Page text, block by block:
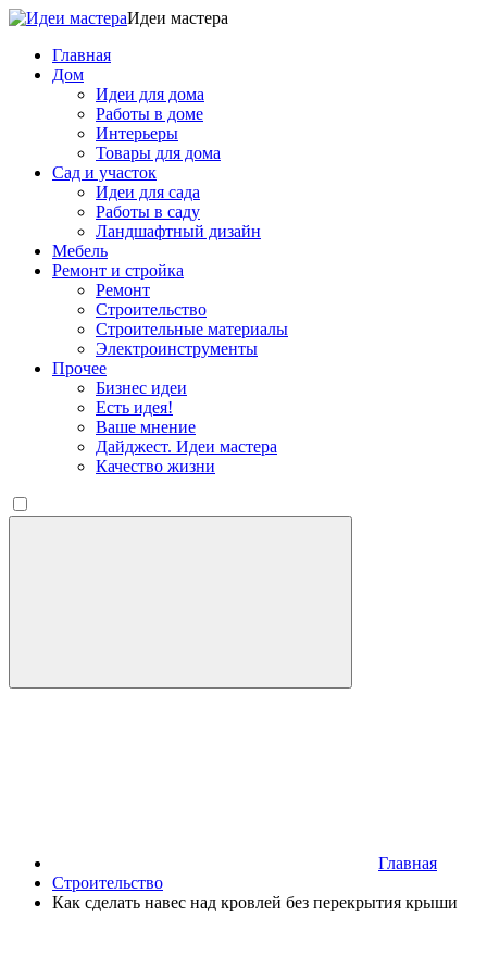
Идеи мастера
Главная
Дом
Идеи для дома
Работы в доме
Интерьеры
Товары для дома
Сад и участок
Идеи для сада
Работы в саду
Ландшафтный дизайн
Мебель
Ремонт и стройка
Ремонт
Строительство
Строительные материалы
Электроинструменты
Прочее
Бизнес идеи
Есть идея!
Ваше мнение
Дайджест. Идеи мастера
Качество жизни
Главная
Строительство
Как сделать навес над кровлей без перекрытия крыши